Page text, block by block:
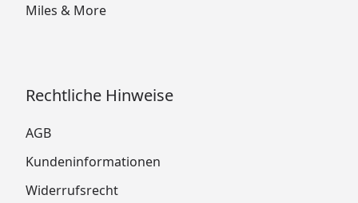
Miles & More
Rechtliche Hinweise
AGB
Kundeninformationen
Widerrufsrecht